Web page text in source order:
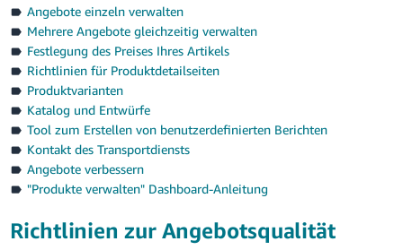
Angebote einzeln verwalten
Mehrere Angebote gleichzeitig verwalten
Festlegung des Preises Ihres Artikels
Richtlinien für Produktdetailseiten
Produktvarianten
Katalog und Entwürfe
Tool zum Erstellen von benutzerdefinierten Berichten
Kontakt des Transportdiensts
Angebote verbessern
"Produkte verwalten" Dashboard-Anleitung
Richtlinien zur Angebotsqualität